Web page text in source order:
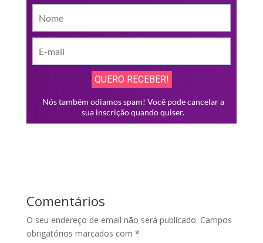
Comentários
O seu endereço de email não será publicado. Campos
obrigatórios marcados com *